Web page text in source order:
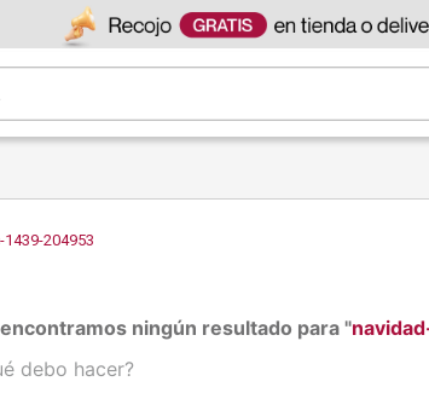
204953
ningún resultado para "
debo hacer?